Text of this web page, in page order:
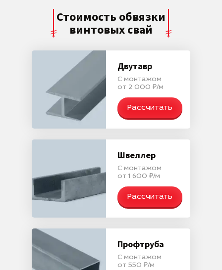
Стоимость обвязки
винтовых свай
Двутавр
С монтажом
от 2 000 ₽/м
Рассчитать
Швеллер
С монтажом
от 1 600 ₽/м
Рассчитать
Профтруба
С монтажом
от 550 ₽/м